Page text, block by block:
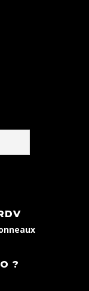
?